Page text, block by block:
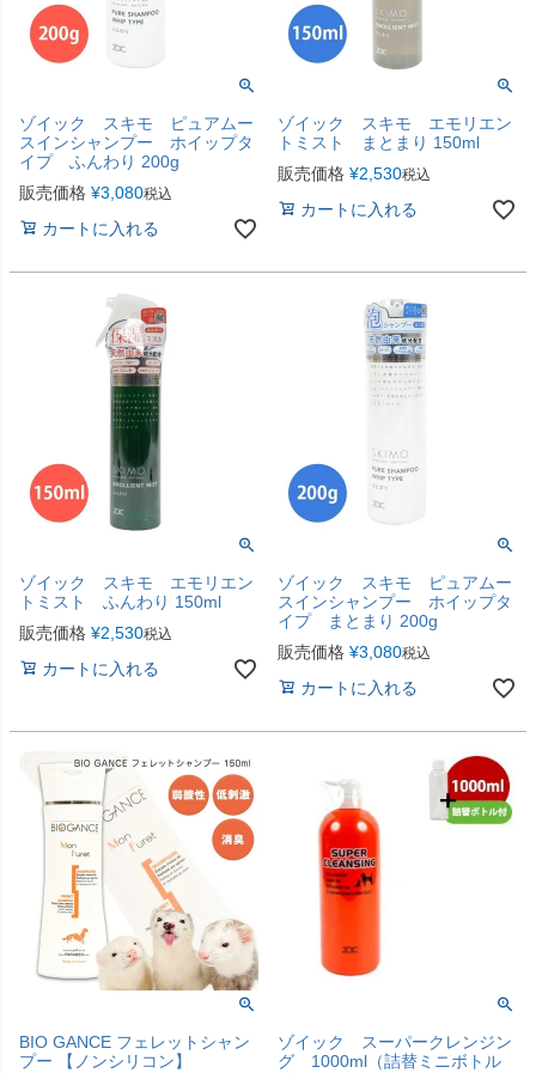
ゾイック スキモ ピュアムー
スインシャンプー ホイップタ
イプ ふんわり 200g
販売価格 ¥3,080税込
カートに入れる
ゾイック スキモ エモリエン
トミスト まとまり 150ml
販売価格 ¥2,530税込
カートに入れる
ゾイック スキモ エモリエン
トミスト ふんわり 150ml
販売価格 ¥2,530税込
カートに入れる
ゾイック スキモ ピュアムー
スインシャンプー ホイップタ
イプ まとまり 200g
販売価格 ¥3,080税込
カートに入れる
BIO GANCE フェレットシャン
プー 【ノンシリコン】
ゾイック スーパークレンジン
グ 1000ml（詰替ミニボトル